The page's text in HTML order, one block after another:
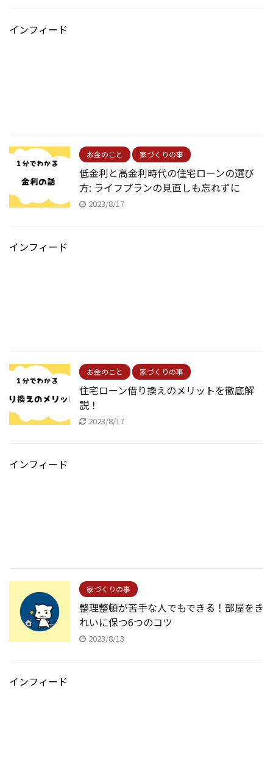
インフィード
お金のこと 家づくりの事
低金利と高金利時代の住宅ローンの選び
方: ライフプランの見直しも忘れずに
2023/8/17
インフィード
お金のこと 家づくりの事
住宅ローン借り換えのメリットを徹底解
説！
2023/8/17
インフィード
家づくりの事
整理整頓が苦手な人でもできる！部屋をき
れいに保つ6つのコツ
2023/8/13
インフィード